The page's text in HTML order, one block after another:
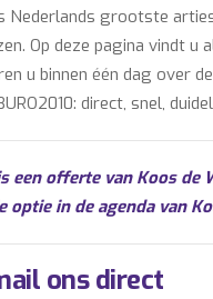
Nederlands grootste
Op deze pagina vindt
u binnen één dag over
direct, snel,
een offerte van Koos de
optie in de agenda van
ons direct